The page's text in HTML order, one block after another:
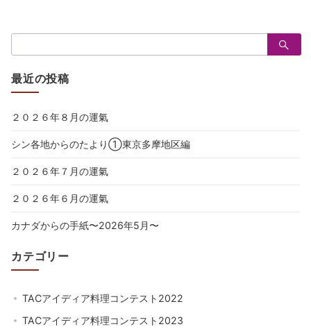
索：
最近の投稿
２０２６年８月の運氣
シン各地からのたより①東京多摩地区編
２０２６年７月の運氣
２０２６年６月の運氣
カナダからの手紙〜2026年5月〜
カテゴリー
TACアイディア料理コンテスト2022
TACアイディア料理コンテスト2023